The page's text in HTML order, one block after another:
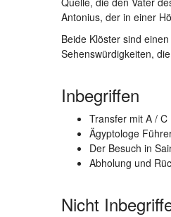
Antonius, der in einer
Beide Klöster sind
Sehenswürdigkeiten,
Inbegriffen
Transfer mit A / C
Ägyptologe
Der Besuch in
Abholung und
Nicht